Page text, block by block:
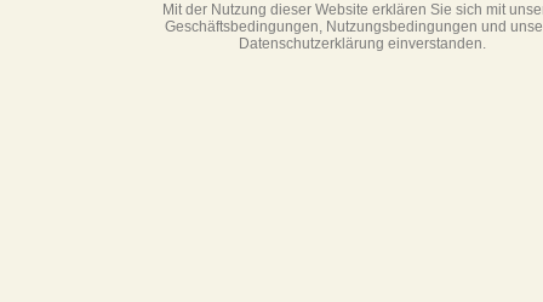
Mit der Nutzung dieser Website erklären Sie sich mit
Geschäftsbedin­gungen, Nutzungsbedingungen und
Datenschutzerklärung einverstanden.